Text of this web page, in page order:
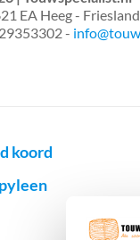
EA Heeg - Friesland
-
koord